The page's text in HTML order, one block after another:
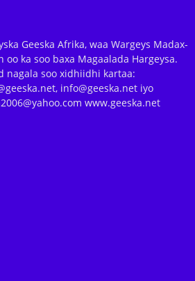
Geeska Afrika, waa Wargeys Madax-
oo ka soo baxa Magaalada Hargeysa.
nagala soo xidhiidhi kartaa:
info@geeska.net iyo
www.geeska.net